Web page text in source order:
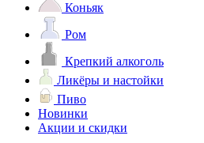
Коньяк
Ром
Крепкий алкоголь
Ликёры и настойки
Пиво
Новинки
Акции и скидки